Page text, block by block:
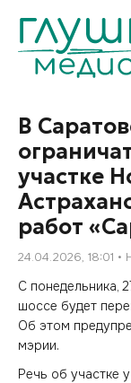
В
участке
работ
24.04.2026, 18:01
С понедельника,
шоссе будет
Об этом
мэрии.
Речь об участке